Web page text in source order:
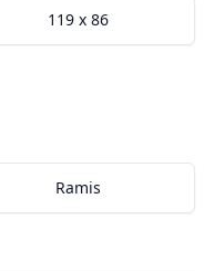
119 x 86
Ramis